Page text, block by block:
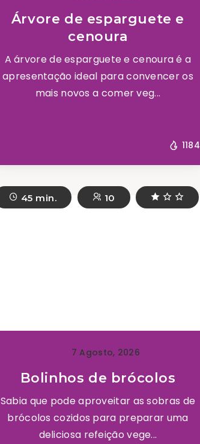
Árvore de esparguete e
cenoura
A árvore de esparguete e cenoura é a
apresentação ideal para convencer os
mais novos a comer veg...
1184
45 min. 10
7 Agosto, 2026
Bolinhos de brócolos
Sabia que pode aproveitar as sobras de
brócolos cozidos para preparar uma
deliciosa refeição vege...